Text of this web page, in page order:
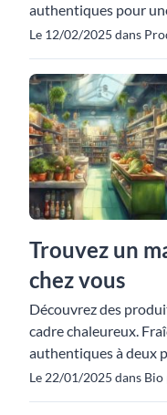
authentiques pour
Le 12/02/2025 dans
Trouvez un
chez vous
Découvrez des
cadre chaleureux.
authentiques à deux
Le 22/01/2025 dans Bio